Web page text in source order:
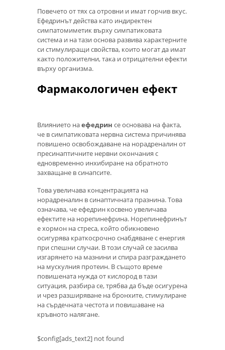
Повечето от тях са отровни и имат горчив вкус.
Ефедринът действа като индиректен
симпатомиметик върху симпатиковата
система и на тази основа развива характерните
си стимулиращи свойства, които могат да имат
както положителни, така и отрицателни ефекти
върху организма.
Фармакологичен ефект
Влиянието наефедрин се основава на факта,
че в симпатиковата нервна система причинява
повишено освобождаване на норадреналин от
пресинаптичните нервни окончания с
едновременно инхибиране на обратното
захващане в синапсите.
Това увеличава концентрацията на
норадреналин в синаптичната празнина. Това
означава, че ефедрин косвено увеличава
ефектите на норепинефрина. Норепинефринът
е хормон на стреса, който обикновено
осигурява краткосрочно снабдяване с енергия
при спешни случаи. В този случай се засилва
изгарянето на мазнини и спира разграждането
на мускулния протеин. В същото време
повишената нужда от кислород в тази
ситуация, разбира се, трябва да бъде осигурена
и чрез разширяване на бронхите, стимулиране
на сърдечната честота и повишаване на
кръвното налягане.
$config[ads_text2] not found